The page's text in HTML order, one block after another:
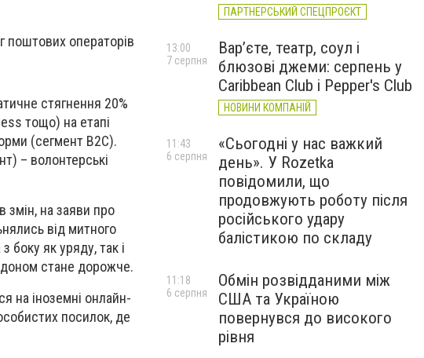
операторів
стягнення 20%
тощо) на етапі
(сегмент B2C).
– волонтерські
змін, на заяви про
від митного
боку як уряду, так і
стане дорожче.
на іноземні онлайн-
посилок, де
ПАРТНЕРСЬКИЙ СПЕЦПРОЄКТ
Вар’єте, театр, соул і
блюзові джеми: серпень у
Caribbean Club і Pepper's Club
НОВИНИ КОМПАНІЙ
13:00
7 серпня
«Сьогодні у нас важкий
день». У Rozetka
повідомили, що
продовжують роботу після
російського удару
балістикою по складу
11:43
6 серпня
Обмін розвідданими між
США та Україною
повернувся до високого
рівня
11:18
6 серпня